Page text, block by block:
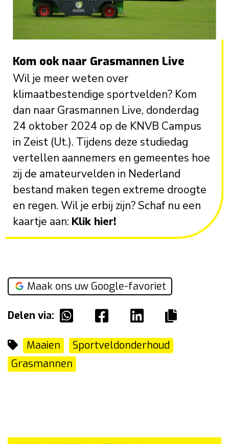
Kom ook naar Grasmannen Live
Wil je meer weten over
klimaatbestendige sportvelden? Kom
dan naar Grasmannen Live, donderdag
24 oktober 2024 op de KNVB Campus
in Zeist (Ut.). Tijdens deze studiedag
vertellen aannemers en gemeentes hoe
zij de amateurvelden in Nederland
bestand maken tegen extreme droogte
en regen. Wil je erbij zijn? Schaf nu een
kaartje aan: Klik hier!
Maak ons uw Google-favoriet
Delen via:
Maaien
Sportveldonderhoud
Grasmannen